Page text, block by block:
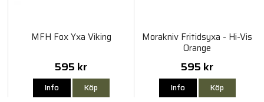
MFH Fox Yxa Viking
595 kr
Info Köp
Morakniv Fritidsyxa - Hi-Vis
Orange
595 kr
Info Köp